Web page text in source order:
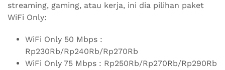
streaming, gaming, atau kerja, ini dia pilihan paket
WiFi Only:
WiFi Only 50 Mbps :
Rp230Rb/Rp240Rb/Rp270Rb
WiFi Only 75 Mbps : Rp250Rb/Rp270Rb/Rp290Rb